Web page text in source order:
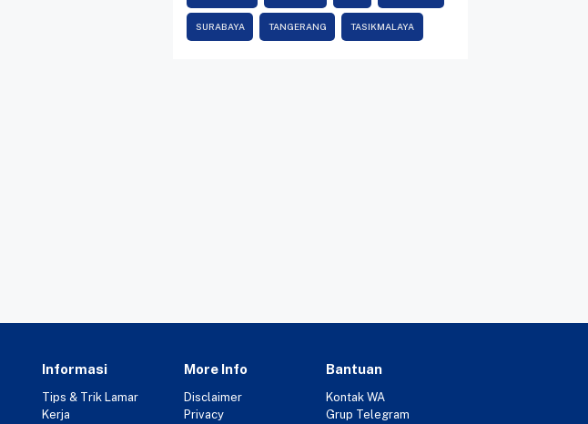
SURABAYA TANGERANG TASIKMALAYA
Informasi
Tips & Trik Lamar
Kerja
More Info
Disclaimer
Privacy
Bantuan
Kontak WA
Grup Telegram